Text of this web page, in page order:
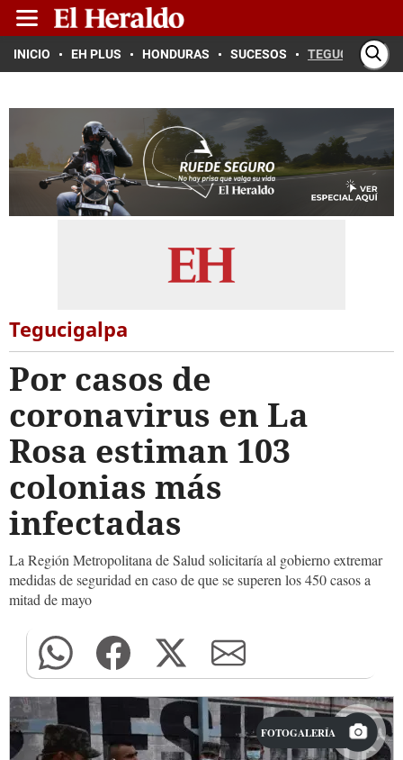
INICIO EH PLUS HONDURAS SUCESOS TEGUCIGALPA
Tegucigalpa
Por casos de
coronavirus en La
Rosa estiman 103
colonias más
infectadas
La Región Metropolitana de Salud solicitaría al gobierno extremar
medidas de seguridad en caso de que se superen los 450 casos a
mitad de mayo
FOTOGALERÍA